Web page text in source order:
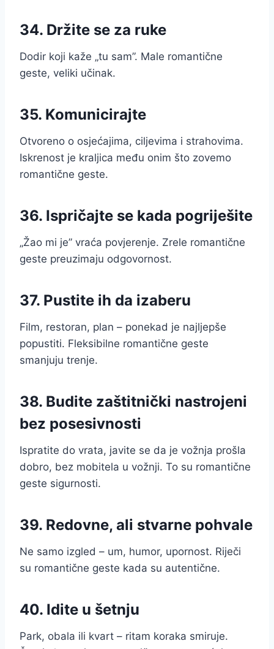
34. Držite se za ruke
Dodir koji kaže „tu sam”. Male romantične
geste, veliki učinak.
35. Komunicirajte
Otvoreno o osjećajima, ciljevima i strahovima.
Iskrenost je kraljica među onim što zovemo
romantične geste.
36. Ispričajte se kada pogriješite
„Žao mi je” vraća povjerenje. Zrele romantične
geste preuzimaju odgovornost.
37. Pustite ih da izaberu
Film, restoran, plan – ponekad je najljepše
popustiti. Fleksibilne romantične geste
smanjuju trenje.
38. Budite zaštitnički nastrojeni
bez posesivnosti
Ispratite do vrata, javite se da je vožnja prošla
dobro, bez mobitela u vožnji. To su romantične
geste sigurnosti.
39. Redovne, ali stvarne pohvale
Ne samo izgled – um, humor, upornost. Riječi
su romantične geste kada su autentične.
40. Idite u šetnju
Park, obala ili kvart – ritam koraka smiruje.